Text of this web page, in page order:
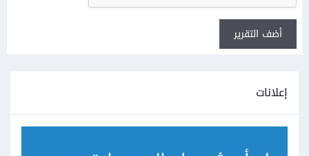
أضف التقرير
إعلانات